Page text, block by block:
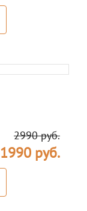
2990 руб.
1990 руб.